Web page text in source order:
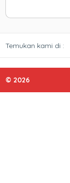
Temukan kami di :
© 2026